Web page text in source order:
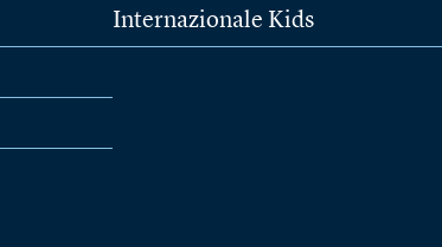
Internazionale Kids